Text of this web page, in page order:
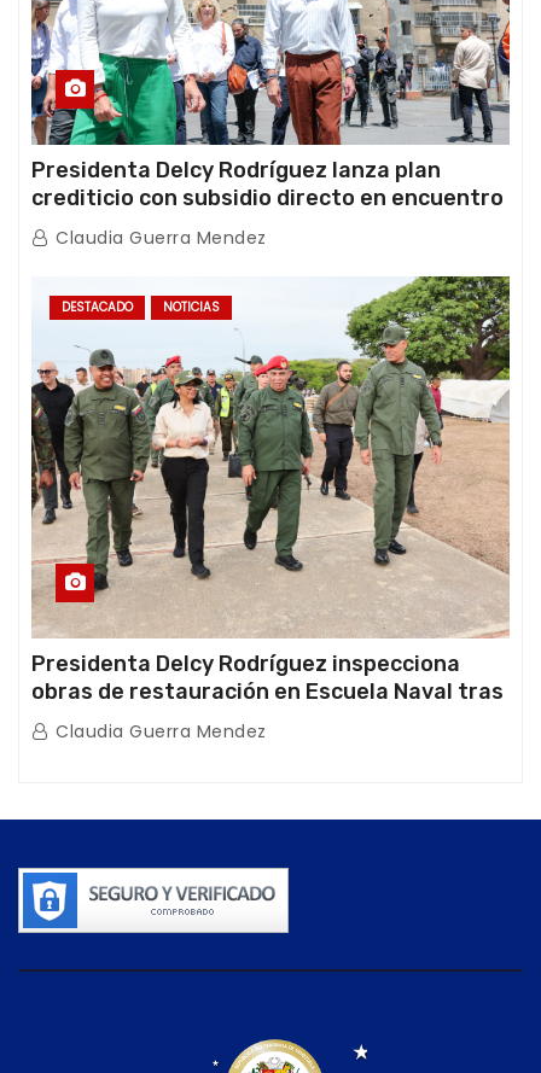
Presidenta Delcy Rodríguez lanza plan
crediticio con subsidio directo en encuentro
con Juntas de Condominio
Claudia Guerra Mendez
DESTACADO NOTICIAS
Presidenta Delcy Rodríguez inspecciona
obras de restauración en Escuela Naval tras
afectaciones sísmicas en La Guaira
Claudia Guerra Mendez